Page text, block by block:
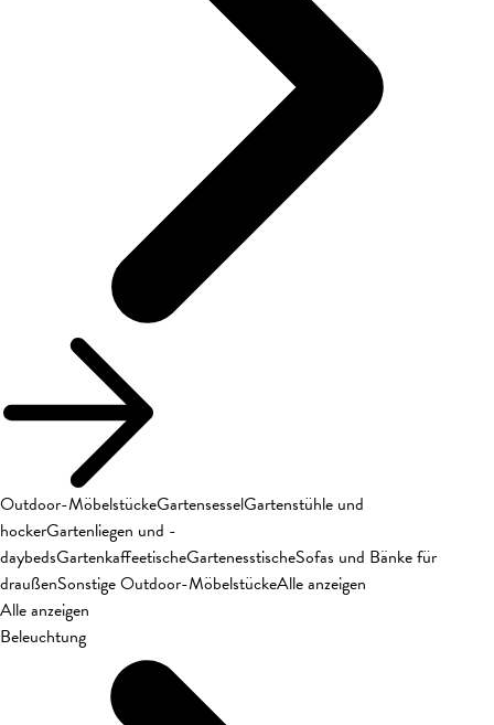
Outdoor-MöbelstückeGartensesselGartenstühle und
hockerGartenliegen und -
daybedsGartenkaffeetischeGartenesstischeSofas und Bänke für
draußenSonstige Outdoor-MöbelstückeAlle anzeigen
Alle anzeigen
Beleuchtung